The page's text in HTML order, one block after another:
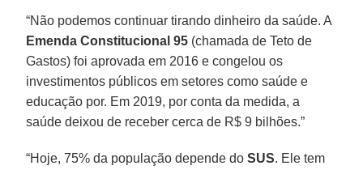
“Não podemos continuar tirando dinheiro da saúde. A
Emenda Constitucional 95 (chamada de Teto de
Gastos) foi aprovada em 2016 e congelou os
investimentos públicos em setores como saúde e
educação por. Em 2019, por conta da medida, a
saúde deixou de receber cerca de R$ 9 bilhões.”
“Hoje, 75% da população depende doSUS. Ele tem